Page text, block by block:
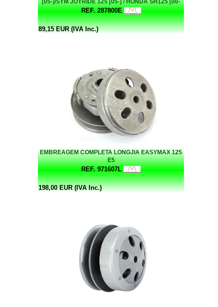
[05-]/SYM JOYRIDE 125 [05-] / HONDA SH125 [00-
08]
REF. 287800E
89,15 EUR (IVA Inc.)
EMBREAGEM COMPLETA LONGJIA EASYMAX 125
E5
REF. 971607L
198,00 EUR (IVA Inc.)